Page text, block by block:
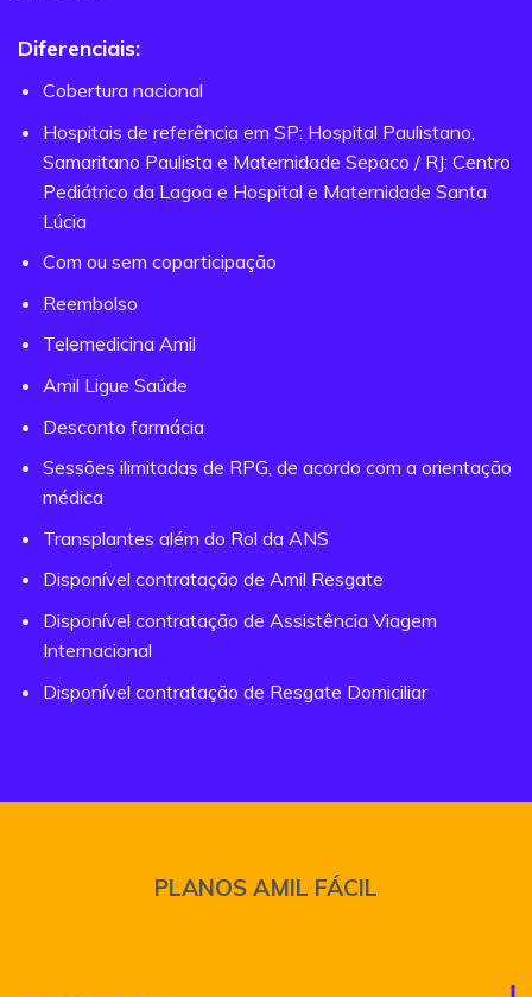
Diferenciais:
Cobertura nacional
Hospitais de referência em SP: Hospital Paulistano,
Samaritano Paulista e Maternidade Sepaco / RJ: Centro
Pediátrico da Lagoa e Hospital e Maternidade Santa
Lúcia
Com ou sem coparticipação
Reembolso
Telemedicina Amil
Amil Ligue Saúde
Desconto farmácia
Sessões ilimitadas de RPG, de acordo com a orientação
médica
Transplantes além do Rol da ANS
Disponível contratação de Amil Resgate
Disponível contratação de Assistência Viagem
Internacional
Disponível contratação de Resgate Domiciliar
PLANOS AMIL FÁCIL